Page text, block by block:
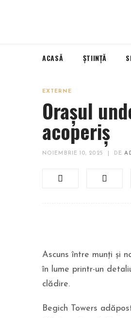
ACASĂ ȘTIINȚĂ
EXTERNE
Orașul
acoperiș
NOIEMBRIE 10, 2025 DE
Ascuns între munți și
în lume printr-un
clădire.
Begich Towers